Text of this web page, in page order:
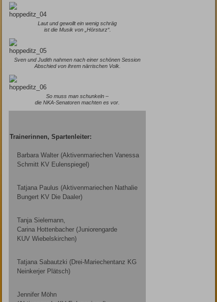
Laut und gewollt ein wenig schräg
ist die Musik von „Hörsturz“.
Sven und Judith nahmen nach einer schönen Session
Abschied von ihrem närrischen Volk.
So muss man schunkeln –
die NKA-Senatoren machten es vor.
Trainerinnen, Spartenleiter:
Barbara Walter (Aktivenmariechen Vanessa
Schmitt KV Eulenspiegel)
Tatjana Paulus (Aktivenmariechen Nathalie
Bungert KV Die Daaler)
Tanja Sielemann,
Carina Hottenbacher (Juniorengarde
KUV Wiebelskirchen)
Tatjana Sabautzki (Drei-Mariechentanz KG
Neinkerjer Plätsch)
Jennifer Möhn